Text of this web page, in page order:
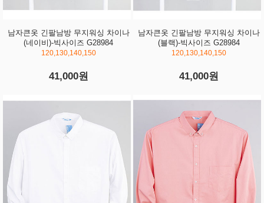
남자큰옷 긴팔남방 무지워싱 차이나
(네이비)-빅사이즈 G28984
120,130,140,150
41,000원
남자큰옷 긴팔남방 무지워싱 차이나
(블랙)-빅사이즈 G28984
120,130,140,150
41,000원